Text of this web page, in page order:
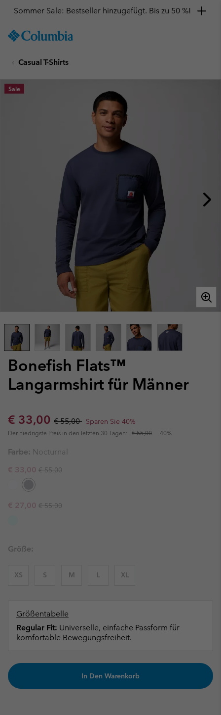
TO
SKIP
MAIN
NAV
Sommer Sale: Bestseller hinzugefügt. Bis zu 50 %!
Casual T-Shirts
Bonefish Flats™
Langarmshirt für Männer
Sale price:
€ 33,00 Regular price:
€ 55,00 Sparen Sie 40%
Der niedrigste Preis in den letzten 30 Tagen: € 55,00 -40%
Sale
Farbe: Nocturnal
Sale price:
€ 33,00 Regular price:
€ 55,00
Sale price:
€ 27,00 Regular price:
€ 55,00
Größe:
XS S M L XL
Größentabelle
Regular Fit: Universelle, einfache Passform für
komfortable Bewegungsfreiheit.
In Den Warenkorb